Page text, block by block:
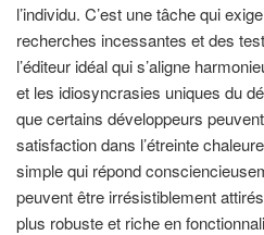
l’individu. C’est une tâche qui
recherches incessantes et des
l’éditeur idéal qui s’aligne
et les idiosyncrasies uniques du
que certains développeurs
satisfaction dans l’étreinte
simple qui répond
peuvent être irrésistiblement
plus robuste et riche en